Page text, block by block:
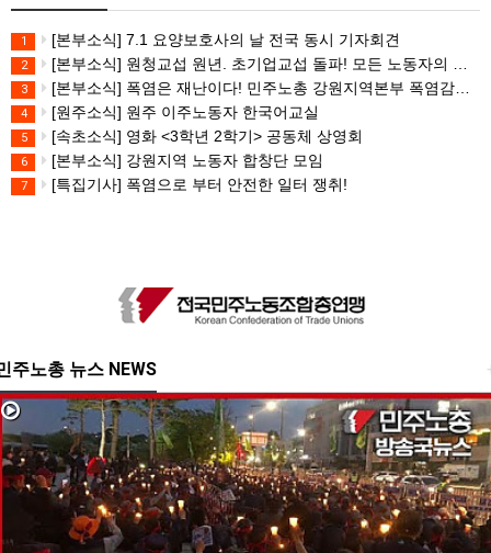
1 [본부소식] 7.1 요양보호사의 날 전국 동시 기자회견
2 [본부소식] 원청교섭 원년. 초기업교섭 돌파! 모든 노동자의 노동기본권 쟁취! 민주노총 7.15 총파업대회
3 [본부소식] 폭염은 재난이다! 민주노총 강원지역본부 폭염감시단 선포 기자회견
4 [원주소식] 원주 이주노동자 한국어교실
5 [속초소식] 영화 <3학년 2학기> 공동체 상영회
6 [본부소식] 강원지역 노동자 합창단 모임
7 [특집기사] 폭염으로 부터 안전한 일터 쟁취!
주노총 뉴스 NEWS